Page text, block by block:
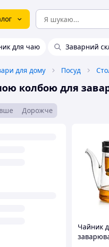
для чаю Заварний
для дому Посуд
колбою для
Дорожче
Чайник